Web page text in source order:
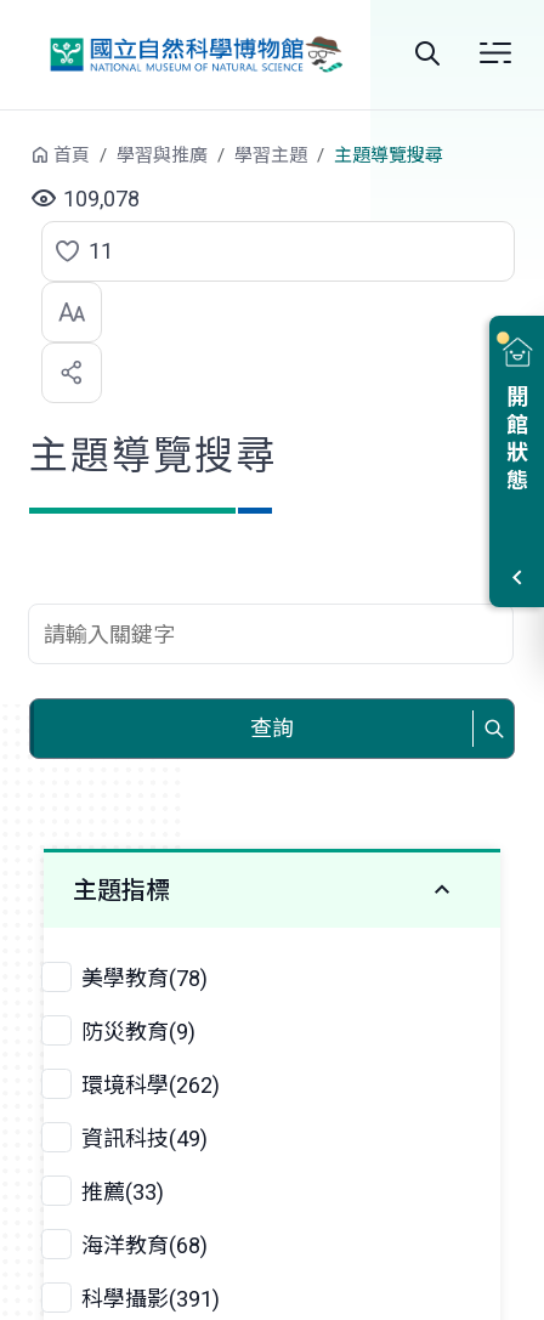
站
尋
開館狀態
首頁 學習與推廣 學習主題 主題導覽搜尋
109,078
點
選
喜
歡
11
主題導覽搜尋
查詢關鍵字
查詢
主題指標
美學教育(78)
防災教育(9)
環境科學(262)
資訊科技(49)
推薦(33)
海洋教育(68)
科學攝影(391)